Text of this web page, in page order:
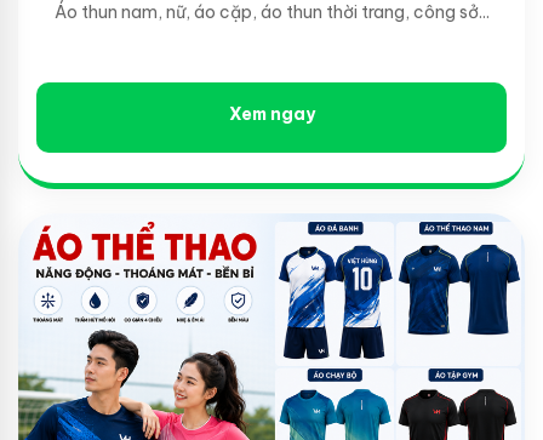
Áo thun nam, nữ, áo cặp, áo thun thời trang, công sở...
Xem ngay